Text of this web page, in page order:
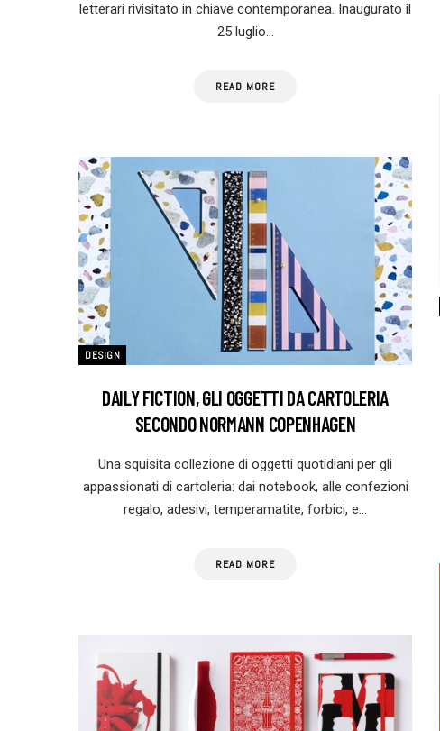
letterari rivisitato in chiave contemporanea. Inaugurato il
25 luglio…
READ MORE
DESIGN
DAILY FICTION, GLI OGGETTI DA CARTOLERIA
SECONDO NORMANN COPENHAGEN
Una squisita collezione di oggetti quotidiani per gli
appassionati di cartoleria: dai notebook, alle confezioni
regalo, adesivi, temperamatite, forbici, e…
READ MORE